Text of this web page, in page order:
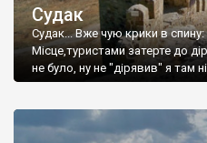
Судак
Судак... Вже чую крики в
Місце,туристами затерте до
не було, ну не "дірявив" я там